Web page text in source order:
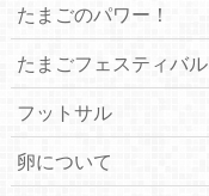
たまごのパワー！
たまごフェスティバル
フットサル
卵について